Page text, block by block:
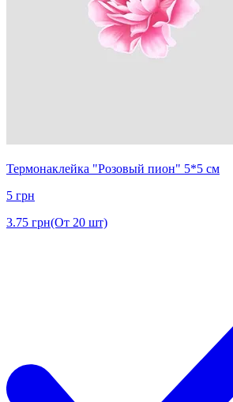
Термонаклейка "Розовый пион" 5*5 см
5 грн
3.75 грн(От 20 шт)